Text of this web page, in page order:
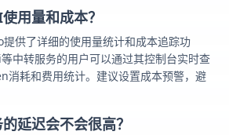
用量和成本？
供了详细的使用量统计和成本追踪功
中转服务的用户可以通过其控制台实时查
消耗和费用统计。建议设置成本预警，避
延迟会不会很高？